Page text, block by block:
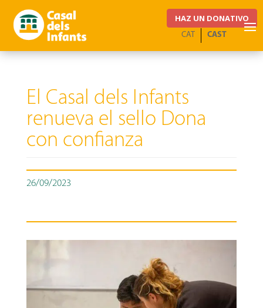
HAZ UN DONATIVO
CAST
CAT
El Casal dels Infants
renueva el sello Dona
con confianza
26/09/2023